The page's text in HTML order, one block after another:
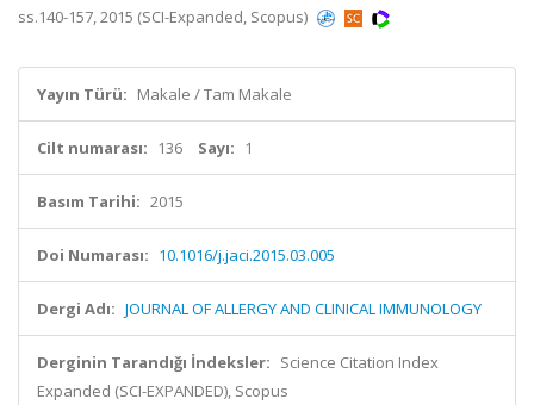
ss.140-157, 2015 (SCI-Expanded, Scopus)
Yayın Türü: Makale / Tam Makale
Cilt numarası: 136 Sayı: 1
Basım Tarihi: 2015
Doi Numarası: 10.1016/j.jaci.2015.03.005
Dergi Adı: JOURNAL OF ALLERGY AND CLINICAL IMMUNOLOGY
Derginin Tarandığı İndeksler: Science Citation Index
Expanded (SCI-EXPANDED), Scopus